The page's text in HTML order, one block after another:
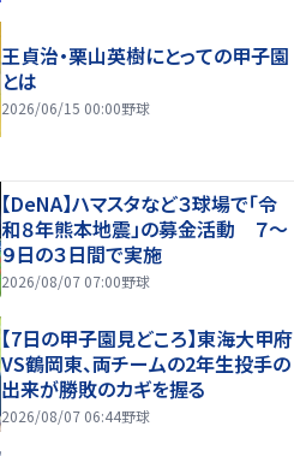
王貞治・栗山英樹にとっての甲子園
とは
2026/06/15 00:00野球
【DeNA】ハマスタなど３球場で「令
和８年熊本地震」の募金活動 ７～
９日の３日間で実施
2026/08/07 07:00野球
【7日の甲子園見どころ】東海大甲府
VS鶴岡東、両チームの2年生投手の
出来が勝敗のカギを握る
2026/08/07 06:44野球